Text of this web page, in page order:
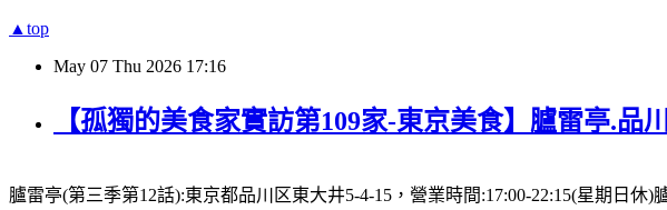
▲top
May 07 Thu 2026 17:16
【孤獨的美食家實訪第109家-東京美食】臚雷亭.
臚雷亭(第三季第12話):東京都品川区東大井5-4-15，營業時間:17:00-22:15(星期日